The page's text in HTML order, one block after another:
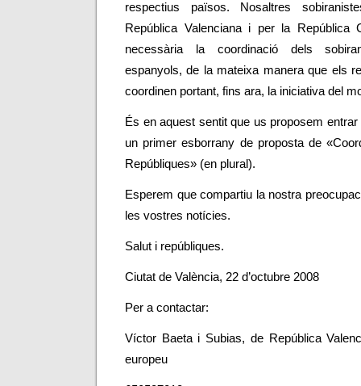
respectius països. Nosaltres
República Valenciana i per la República
necessària la coordinació dels
espanyols, de la mateixa manera que els
coordinen portant, fins ara, la iniciativa del
És en aquest sentit que us proposem
un primer esborrany de proposta de
Repúbliques» (en plural).
Esperem que compartiu la nostra
les vostres notícies.
Salut i repúbliques.
Ciutat de València, 22 d’octubre 2008
Per a contactar:
Víctor Baeta i Subias, de República
europeu